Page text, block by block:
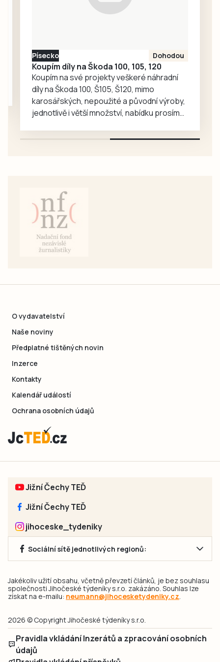
Písecko Dohodou
Koupím díly na Škoda 100, 105, 120
Koupím na své projekty veškeré náhradní
díly na Škoda 100, Š105, Š120, mimo
karosářských, nepoužité a původní výroby,
jednotlivě i větší množství, nabídku prosím
O vydavatelství
Naše noviny
Předplatné tištěných novin
Inzerce
Kontakty
Kalendář událostí
Ochrana osobních údajů
Jižní Čechy TEĎ
Jižní Čechy TEĎ
jihoceske_tydeniky
Sociální sítě jednotlivých regionů:
Jakékoliv užití obsahu, včetně převzetí článků, je bez souhlasu
společnosti Jihočeské týdeníky s.r.o. zakázáno. Souhlas lze
získat na e-mailu: neumann@jihocesketydeniky.cz.
2026 © Copyright Jihočeské týdeníky s.r.o.
Pravidla vkládání Inzerátů a zpracování osobních
údajů